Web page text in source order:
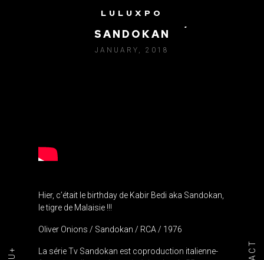
LULUXPO
SANDOKAN
JANUARY, 2018
Hier, c’était le birthday de Kabir Bedi aka Sandokan,
le tigre de Malaisie !!!
Oliver Onions ‎/ Sandokan / RCA / 1976
La série Tv Sandokan est coproduction italienne-